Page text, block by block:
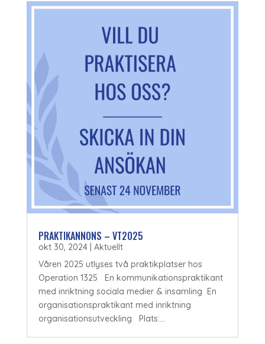
PRAKTIKANNONS – VT2025
okt 30, 2024| Aktuellt
Våren 2025 utlyses två praktikplatser hos
Operation 1325 En kommunikationspraktikant
med inriktning sociala medier & insamling En
organisationspraktikant med inriktning
organisationsutveckling Plats:...